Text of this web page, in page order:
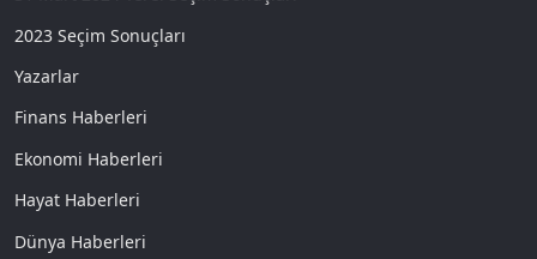
2023 Seçim Sonuçları
Yazarlar
Finans Haberleri
Ekonomi Haberleri
Hayat Haberleri
Dünya Haberleri